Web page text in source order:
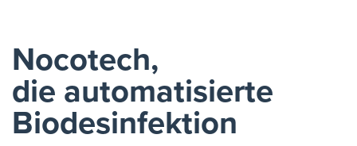
Nocotech,
die automatisierte
Biodesinfektion